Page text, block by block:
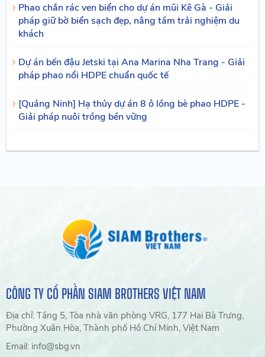
Phao chắn rác ven biển cho dự án mũi Kê Gà - Giải
pháp giữ bờ biển sạch đẹp, nâng tầm trải nghiệm du
khách
Dự án bến đậu Jetski tại Ana Marina Nha Trang - Giải
pháp phao nổi HDPE chuẩn quốc tế
[Quảng Ninh] Hạ thủy dự án 8 ô lồng bè phao HDPE -
Giải pháp nuôi trồng bền vững
CÔNG TY CỔ PHẦN SIAM BROTHERS VIỆT NAM
Địa chỉ: Tầng 5, Tòa nhà văn phòng VRG, 177 Hai Bà Trưng,
Phường Xuân Hòa, Thành phố Hồ Chí Minh, Việt Nam
Email: info@sbg.vn